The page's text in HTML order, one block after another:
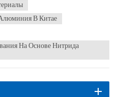
В Китае
На Основе Нитрида